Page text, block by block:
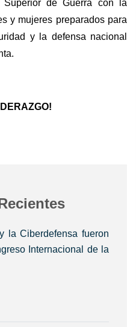
de Guerra con la
y mujeres preparados para
y la defensa nacional
la Ciberdefensa fueron
Internacional de la